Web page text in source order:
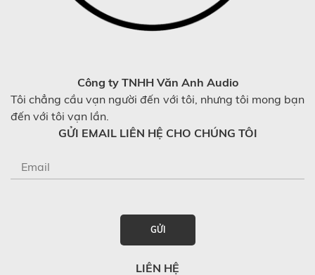
Công ty TNHH Văn Anh Audio
Tôi chẳng cầu vạn người đến với tôi, nhưng tôi mong bạn
đến với tôi vạn lần.
GỬI EMAIL LIÊN HỆ CHO CHÚNG TÔI
GỬI
LIÊN HỆ